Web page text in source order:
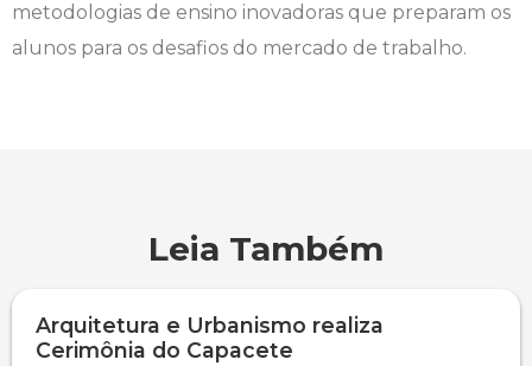
metodologias de ensino inovadoras que preparam os
alunos para os desafios do mercado de trabalho.
Leia Também
Arquitetura e Urbanismo realiza
Cerimônia do Capacete